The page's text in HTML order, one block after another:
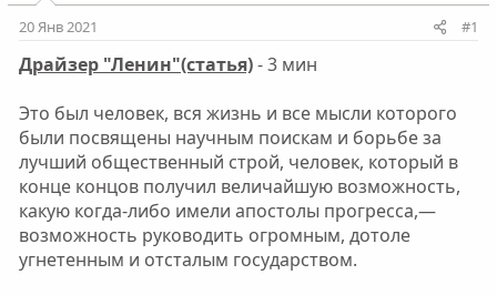
е
ы
л
20 Янв 2021 #1
Драйзер "Ленин"(статья)- 3 мин
Это был человек, вся жизнь и все мысли которого
были посвящены научным поискам и борьбе за
лучший общественный строй, человек, который в
конце концов получил величайшую возможность,
какую когда-либо имели апостолы прогресса,—
возможность руководить огромным, дотоле
угнетенным и отсталым государством.